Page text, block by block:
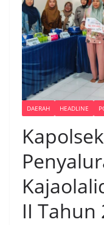
DAERAH HEADLINE
II Tahun